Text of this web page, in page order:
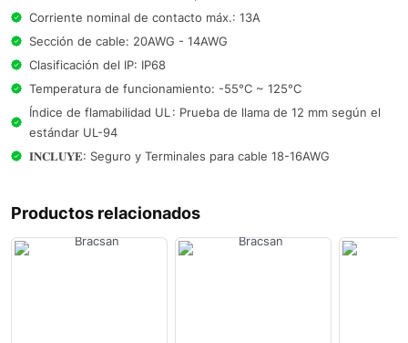
Corriente nominal de contacto máx.: 13A
Sección de cable: 20AWG - 14AWG
Clasificación del IP: IP68
Temperatura de funcionamiento: -55°C ~ 125°C
Índice de flamabilidad UL : Prueba de llama de 12 mm según el
estándar UL-94
𝐈𝐍𝐂𝐋𝐔𝐘𝐄: Seguro y Terminales para cable 18-16AWG
Productos relacionados